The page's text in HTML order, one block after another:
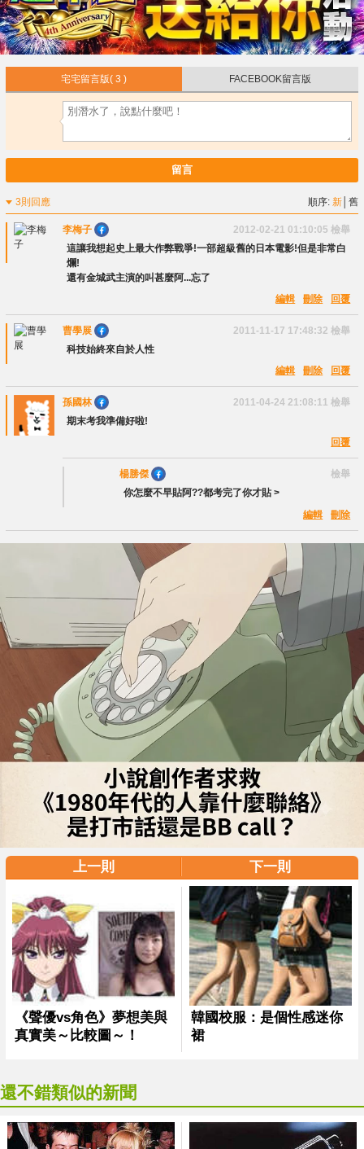
宅宅留言版( 3 ) FACEBOOK留言版
留言
3則回應 順序:新 │舊
李梅子 2012-02-21 01:10:05 檢舉
這讓我想起史上最大作弊戰爭!一部超級舊的日本電影!但是非常白
爛!
還有金城武主演的叫甚麼阿...忘了
回覆
刪除
編輯
曹學展 2011-11-17 17:48:32 檢舉
科技始終來自於人性
回覆
刪除
編輯
孫國林 2011-04-24 21:08:11 檢舉
期末考我準備好啦!
回覆
楊勝傑
檢舉
你怎麼不早貼阿??都考完了你才貼 >
刪除
編輯
上一則 下一則
還不錯類似的新聞